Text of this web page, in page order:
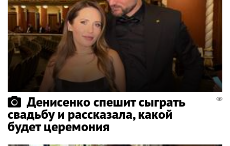
Денисенко спешит сыграть
свадьбу и рассказала, какой
будет церемония